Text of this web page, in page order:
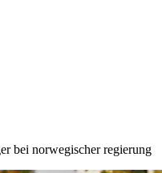
bei norwegischer regierung